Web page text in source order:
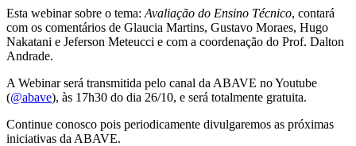
Esta webinar sobre o tema: Avaliação do Ensino Técnico, contará
com os comentários de Glaucia Martins, Gustavo Moraes, Hugo
Nakatani e Jeferson Meteucci e com a coordenação do Prof. Dalton
Andrade.
A Webinar será transmitida pelo canal da ABAVE no Youtube
(@abave), às 17h30 do dia 26/10, e será totalmente gratuita.
Continue conosco pois periodicamente divulgaremos as próximas
iniciativas da ABAVE.